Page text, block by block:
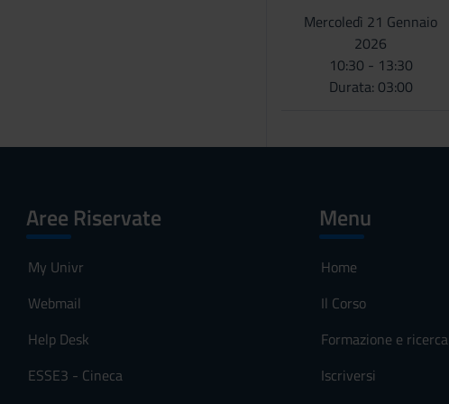
Mercoledì 21 Gennaio
2026
10:30 - 13:30
Durata: 03:00
Aree Riservate
My Univr
Webmail
Help Desk
ESSE3 - Cineca
Menu
Home
Il Corso
Formazione e ricerca
Iscriversi